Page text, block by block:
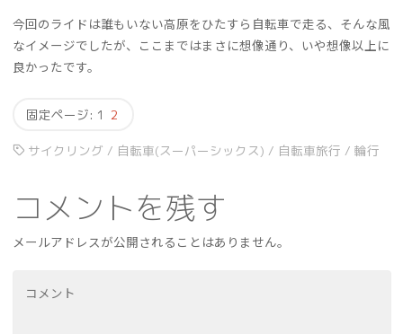
今回のライドは誰もいない高原をひたすら自転車で走る、そんな風
なイメージでしたが、ここまではまさに想像通り、いや想像以上に
良かったです。
固定ページ: 1 2
サイクリング / 自転車(スーパーシックス) / 自転車旅行 / 輪行
コメントを残す
メールアドレスが公開されることはありません。